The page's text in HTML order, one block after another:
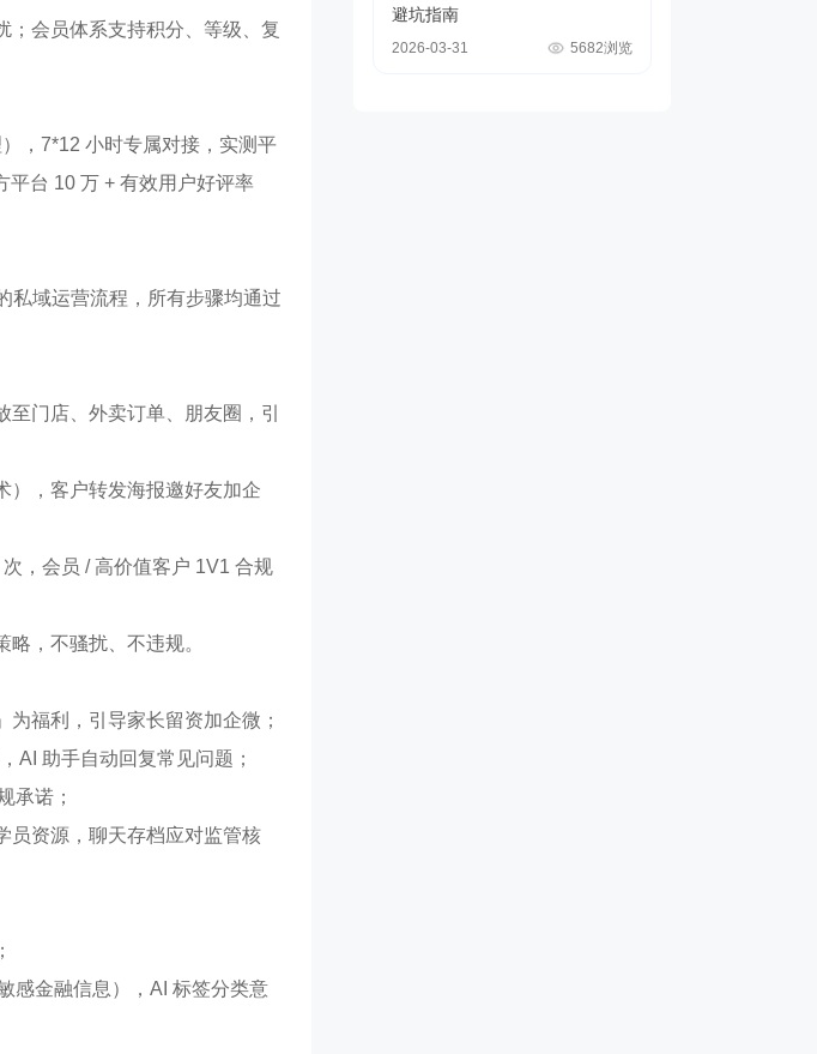
；会员体系支持积分、等级、复
，7*12 小时专属对接，实测平
平台 10 万 + 有效用户好评率
私域运营流程，所有步骤均通过
门店、外卖订单、朋友圈，引
），客户转发海报邀好友加企
，会员 / 高价值客户 1V1 合规
，不骚扰、不违规。
福利，引导家长留资加企微；
AI 助手自动回复常见问题；
承诺；
员资源，聊天存档应对监管核
感金融信息），AI 标签分类意
避坑指南
2026-03-31 5682浏览